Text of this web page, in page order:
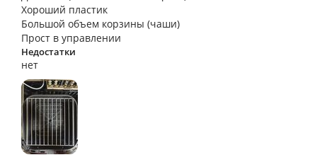
идеально. На нижней картошку закинул, на
верхнюю курицу, поставил программу готовки
курицы, все приготовилось одновременно без
переворачивания и перемешивания. Готовил
омлет (в бумажной форме), запеканку из творога
(в силиконовой) все получилось отлично!
Хороший пластик
Большой объем корзины (чаши)
Прост в управлении
Недостатки
нет